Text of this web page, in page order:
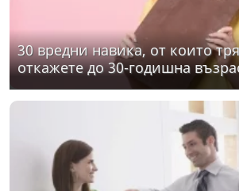
30 вредни навика, от които
откажете до 30-годишна